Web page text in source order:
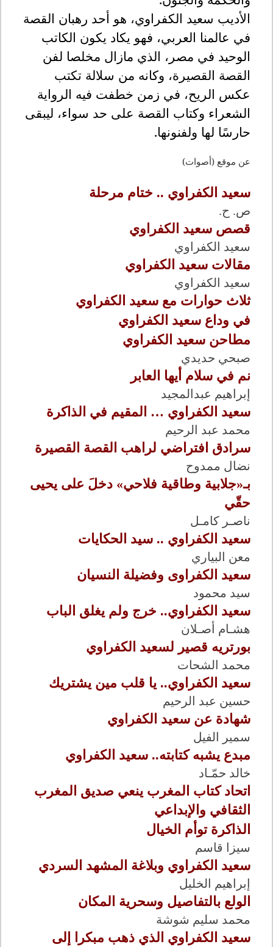
الأديب سعيد الكفراوي، هو أحد رهبان القصة
في عالمنا العربي، فهو يكاد يكون الكاتب
الوحيد في مصر، الذي مازال مخلصا لفن
القصة القصيرة، وكانه من سلالة تكتب
عكس الريح، في زمن خطفت فيه الرواية
الشعراء وكتاب القصة على حد سواء، ليبقى
حارسًا لها ولفنونها.
عن موقع (أصوات)
سعيد الكفراوي .. ختام مرحلة
ص. ح.
قصص سعيد الكفراوي
سعيد الكفراوي
مقالات سعيد الكفراوي
سعيد الكفراوي
ثلاث حوارات مع سعيد الكفراوي
في وداع سعيد الكفراوي
مطاحن سعيد الكفراوي
صبحي حديدي
نم في سلام أيها العابر
إبراهيم عبدالمجيد
سعيد الكفراوي … المقيم في الذاكرة
محمد عبد الرحيم
سرادق افتراضي لراهب القصة القصيرة
نضال ممدوح
بـ«جلابية وطاقية فلاحي» دخلَ على يحيى
حقّي
ناصـر كامـل
سعيد الكفراوي .. سيد الحكايات
معن البياري
سعيد الكفراوى وفضيلة النسيان
سيد محمود
سعيد الكفراوي.. خرج ولم يغلق الباب
هشـام أصـلان
بورتريه قصير لسعيد الكفراوي
محمد الشحات
سعيد الكفراوي.. يا قلب مين يشتريك
حسين عبد الرحيم
شهادة عن سعيد الكفراوي
سمير الفيل
مبدع يشبه كتابته.. سعيد الكفراوي
خالد حمّـاد
اتحاد كتاب المغرب ينعي صديق المغرب
الثقافي والإبداعي
الذاكرة توأم الخيال
سيزا قاسم
سعيد الكفراوي وبلاغة المشهد السردي
إبراهيم الخليل
الولع بالتفاصيل وسحرية المكان
محمد سليم شوشة
سعيد الكفراوي الذي ذهب مبكرا إلى